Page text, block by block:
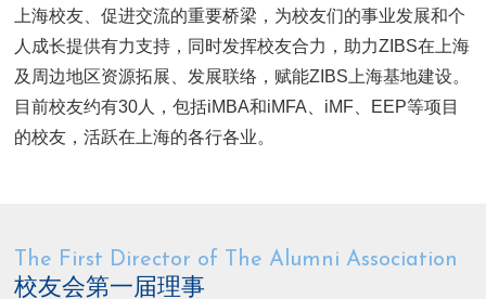
上海校友、促进交流的重要桥梁，为校友们的事业发展和个
人成长提供有力支持，同时发挥校友合力，助力ZIBS在上海
及周边地区资源拓展、发展联络，赋能ZIBS上海基地建设。
目前校友约有30人，包括iMBA和iMFA、iMF、EEP等项目
的校友，活跃在上海的各行各业。
The First Director of The Alumni Association
校友会第一届理事